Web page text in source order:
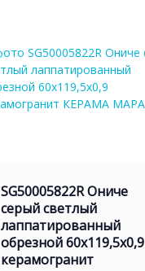
SG50005822R Ониче
серый светлый
лаппатированный
обрезной 60x119,5x0,9
керамогранит